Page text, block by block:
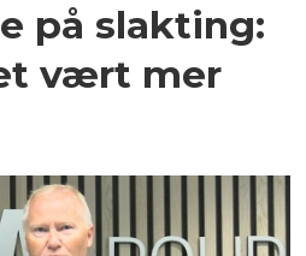
på slakting:
vært mer